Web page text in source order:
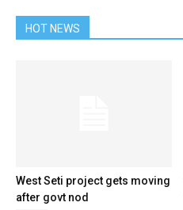
HOT NEWS
West Seti project gets moving
after govt nod